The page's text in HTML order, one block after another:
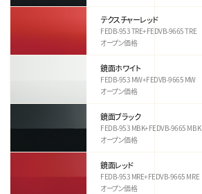
テクスチャーレッド
FEDB-953 TRE+FEDVB-9665 TRE
オープン価格
鏡面ホワイト
FEDB-953 MW+FEDVB-9665 MW
オープン価格
鏡面ブラック
FEDB-953 MBK+FEDVB-9665 MBK
オープン価格
鏡面レッド
FEDB-953 MRE+FEDVB-9665 MRE
オープン価格